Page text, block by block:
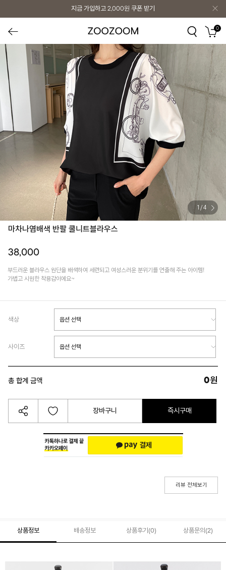
지금 가입하고 2,000원 쿠폰 받기
0
/ 4
마차나염배색 반팔 쿨니트블라우스
38,000
부드러운 블라우스 원단을 배색하여 세련되고 여성스러운 분위기를 연출해 주는 아이템!
가볍고 시원한 착용감이에요~
색상
사이즈
총 합계 금액 0원
장바구니 즉시구매
리뷰 전체보기
상품정보 배송정보 상품후기(0) 상품문의 (2)